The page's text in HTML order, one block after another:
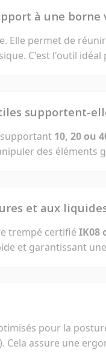
à une borne
Elle permet de
C'est l'outil
supportent-
supportant 10, 20 ou
des éléments
et aux
trempé certifié IK08
et garantissant
pour la
assure une